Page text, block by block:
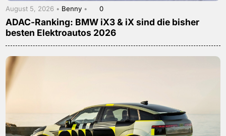
August 5, 2026 • Benny • 0
ADAC-Ranking: BMW iX3 & iX sind die bisher
besten Elektroautos 2026